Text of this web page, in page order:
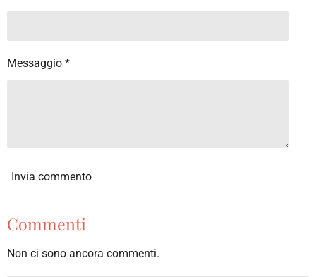
Messaggio *
Invia commento
Commenti
Non ci sono ancora commenti.